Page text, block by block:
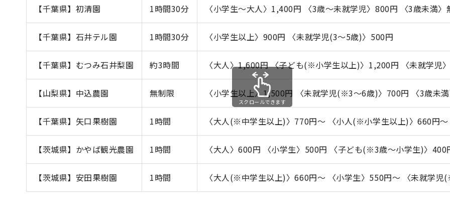
【千葉県】初清園 1時間30分 〈小学生～大人〉1,400円 〈3歳～未就学児〉800円 〈3歳未満〉
【千葉県】石井テル園 1時間30分 〈小学生以上〉900円 〈未就学児(3～5歳)〉500円
【千葉県】むつみ石井梨園 約3時間 〈大人〉1,600円 〈子ども(※小学生以上)〉1,200円 〈未就学児
【山梨県】中込農園 無制限 〈小学生以上〉1,500円 〈未就学児(※3～6歳)〉700円 〈3歳未
【千葉県】矢口果樹園 1時間 〈大人(※中学生以上)〉770円～ 〈小人(※小学生以上)〉660円
【茨城県】かやば観光農園 1時間 〈大人〉600円 〈小学生〉500円 〈子ども(※3歳～小学生)〉400
【茨城県】安田果樹園 1時間 〈大人(※中学生以上)〉660円～ 〈小学生〉550円～ 〈未就学児
スクロールできます